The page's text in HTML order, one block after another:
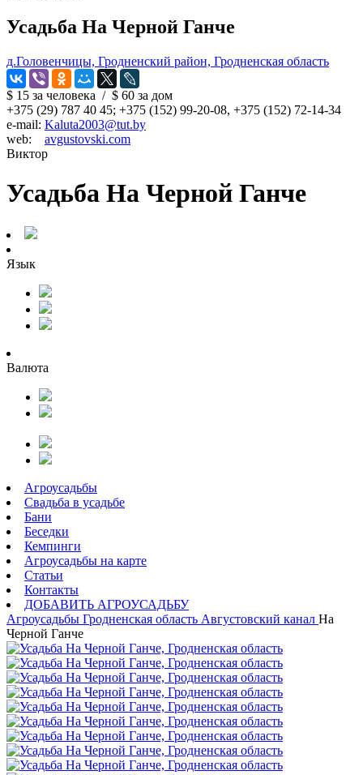
Усадьба На Черной Ганче
д.Головенчицы, Гродненский район, Гродненская область
$ 15 за человека / $ 60 за дом
+375 (29) 787 40 45; +375 (152) 99-20-08, +375 (152) 72-14-34
e-mail: Kaluta2003@tut.by
web: avgustovski.com
Виктор
Усадьба На Черной Ганче
Язык
Валюта
Агроусадьбы
Свадьба в усадьбе
Бани
Беседки
Кемпинги
Агроусадьбы на карте
Статьи
Контакты
ДОБАВИТЬ АГРОУСАДЬБУ
Агроусадьбы Гродненская область Августовский канал На
Черной Ганче